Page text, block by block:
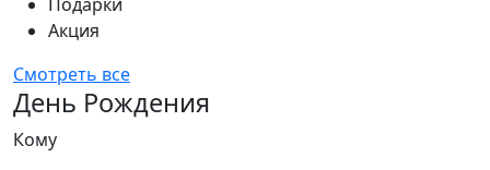
Акция
Смотреть все
День Рождения
Кому